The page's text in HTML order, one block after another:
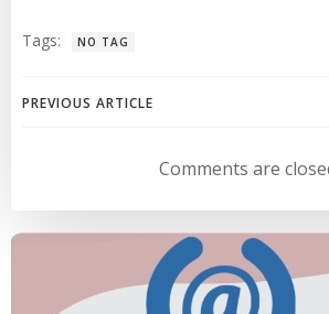
Tags: NO TAG
Navegación
entradas
PREVIOUS ARTICLE
de
Comments are